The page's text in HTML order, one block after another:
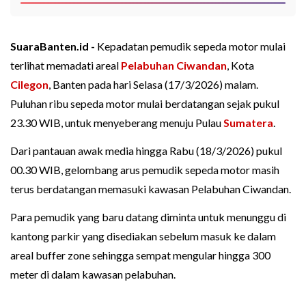
SuaraBanten.id - Kepadatan pemudik sepeda motor mulai
terlihat memadati areal Pelabuhan Ciwandan, Kota
Cilegon, Banten pada hari Selasa (17/3/2026) malam.
Puluhan ribu sepeda motor mulai berdatangan sejak pukul
23.30 WIB, untuk menyeberang menuju PulauSumatera.
Dari pantauan awak media hingga Rabu (18/3/2026) pukul
00.30 WIB, gelombang arus pemudik sepeda motor masih
terus berdatangan memasuki kawasan Pelabuhan Ciwandan.
Para pemudik yang baru datang diminta untuk menunggu di
kantong parkir yang disediakan sebelum masuk ke dalam
areal buffer zone sehingga sempat mengular hingga 300
meter di dalam kawasan pelabuhan.